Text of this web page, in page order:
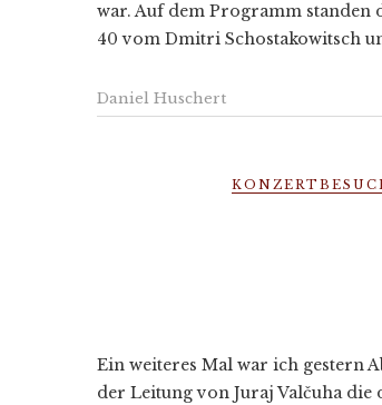
war. Auf dem Programm standen
40 vom Dmitri Schostakowitsch
Daniel Huschert
Ein weiteres Mal war ich gestern
der Leitung von Juraj Valčuha